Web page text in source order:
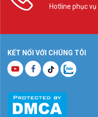
Hotline phục vụ
KẾT NỐI VỚI CHÚNG TÔI